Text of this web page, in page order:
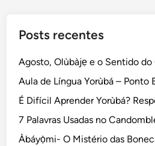
Posts recentes
Agosto, Olùbàjẹ e o Sentido do
Aula de Língua Yorùbá – Ponto
É Difícil Aprender Yorùbá?
7 Palavras Usadas no
Àbáyọ̀mi- O Mistério das